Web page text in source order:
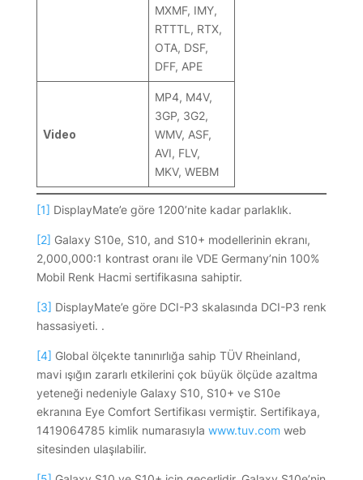
MXMF, IMY,
RTTTL, RTX,
OTA, DSF,
DFF, APE
Video
MP4, M4V,
3GP, 3G2,
WMV, ASF,
AVI, FLV,
MKV, WEBM
[1] DisplayMate’e göre 1200’nite kadar parlaklık.
[2] Galaxy S10e, S10, and S10+ modellerinin ekranı,
2,000,000:1 kontrast oranı ile VDE Germany’nin 100%
Mobil Renk Hacmi sertifikasına sahiptir.
[3] DisplayMate’e göre DCI-P3 skalasında DCI-P3 renk
hassasiyeti. .
[4] Global ölçekte tanınırlığa sahip TÜV Rheinland,
mavi ışığın zararlı etkilerini çok büyük ölçüde azaltma
yeteneği nedeniyle Galaxy S10, S10+ ve S10e
ekranına Eye Comfort Sertifikası vermiştir. Sertifikaya,
1419064785 kimlik numarasıyla www.tuv.com web
sitesinden ulaşılabilir.